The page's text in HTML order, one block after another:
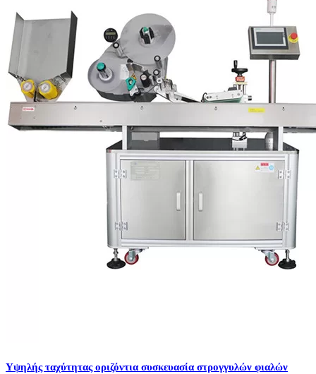
Όταν επισημαίνουμε τις σύριγγες με κλίμακα, μετράμε ένα
σταθερό σημείο στη σύριγγα και εφαρμόζουμε την ετικέτα από
αυτό το σταθερό σημείο, διασφαλίζοντας την ακριβή εφαρμογή της
κλίμακας σε κάθε σύριγγα, με τη χρήση κάμερας όρασης
ελέγχουμε τη σωστή τοποθέτηση της ετικέτας.
Είμαστε ειδικοί στο χειρισμό προϊόντων και έχουμε τεράστια
τεχνογνωσία και εμπειρία στο χειρισμό και την επισήμανση των
συρίγγων.
Υψηλής ταχύτητας οριζόντια συσκευασία στρογγυλών φιαλών